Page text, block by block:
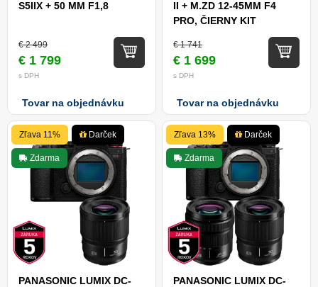
S5IIX + 50 MM F1,8
€ 2 499
€ 1 799
s DPH
Tovar na objednávku
II + M.ZD 12-45MM F4
PRO, ČIERNY KIT
€ 1 741
€ 1 699
s DPH
Tovar na objednávku
Zľava 11% Darček
Zdarma
PANASONIC LUMIX DC-
Zľava 13% Darček
Zdarma
PANASONIC LUMIX DC-